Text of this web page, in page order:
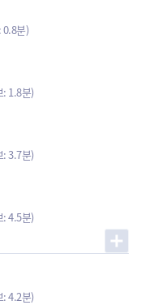
분)
1.8분)
3.7분)
4.5분)
4.2분)